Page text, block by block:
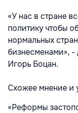
«У нас в стране
политику чтобы
нормальных
бизнесменами», -
Игорь Боцан.
Схожее мнение и
«Реформы